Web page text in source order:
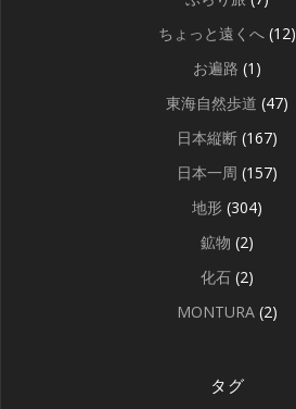
ちょっと遠くへ (12)
お遍路 (1)
東海自然歩道 (47)
日本縦断 (167)
日本一周 (157)
地形 (304)
鉱物 (2)
化石 (2)
MONTURA (2)
タグ